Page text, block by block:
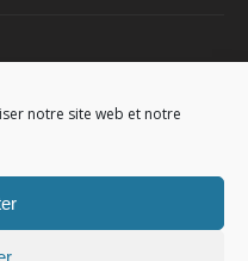
notre site web et notre